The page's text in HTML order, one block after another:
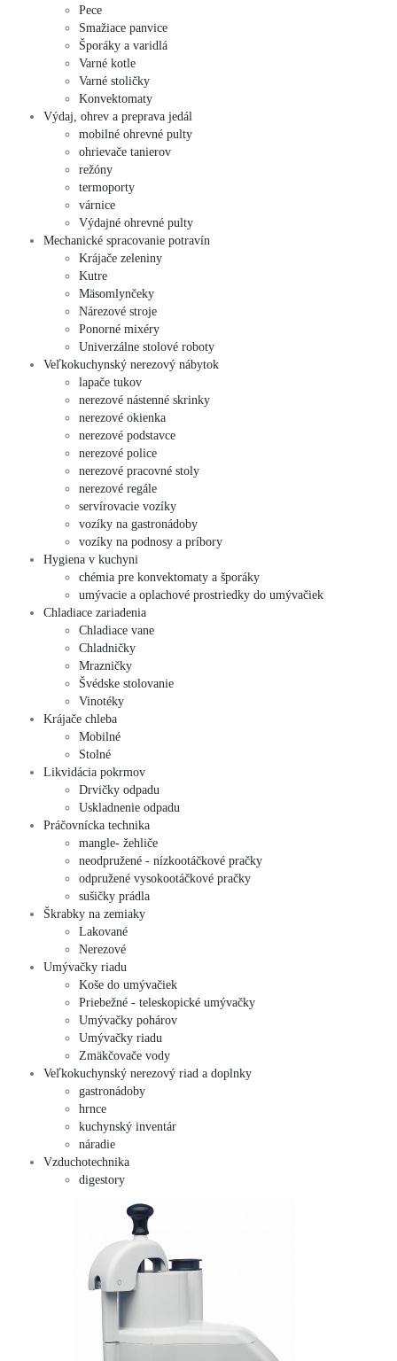
Pece
Smažiace panvice
Šporáky a varidlá
Varné kotle
Varné stoličky
Konvektomaty
Výdaj, ohrev a preprava jedál
mobilné ohrevné pulty
ohrievače tanierov
režóny
termoporty
várnice
Výdajné ohrevné pulty
Mechanické spracovanie potravín
Krájače zeleniny
Kutre
Mäsomlynčeky
Nárezové stroje
Ponorné mixéry
Univerzálne stolové roboty
Veľkokuchynský nerezový nábytok
lapače tukov
nerezové nástenné skrinky
nerezové okienka
nerezové podstavce
nerezové police
nerezové pracovné stoly
nerezové regále
servírovacie vozíky
vozíky na gastronádoby
vozíky na podnosy a príbory
Hygiena v kuchyni
chémia pre konvektomaty a šporáky
umývacie a oplachové prostriedky do umývačiek
Chladiace zariadenia
Chladiace vane
Chladničky
Mrazničky
Švédske stolovanie
Vinotéky
Krájače chleba
Mobilné
Stolné
Likvidácia pokrmov
Drvičky odpadu
Uskladnenie odpadu
Práčovnícka technika
mangle- žehliče
neodpružené - nízkootáčkové pračky
odpružené vysokootáčkové pračky
sušičky prádla
Škrabky na zemiaky
Lakované
Nerezové
Umývačky riadu
Koše do umývačiek
Priebežné - teleskopické umývačky
Umývačky pohárov
Umývačky riadu
Zmäkčovače vody
Veľkokuchynský nerezový riad a doplnky
gastronádoby
hrnce
kuchynský inventár
náradie
Vzduchotechnika
digestory